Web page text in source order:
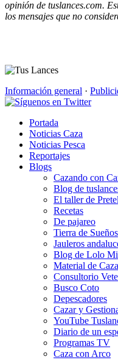
opinión de tuslances.com.
los mensajes que no
Información general ·
Portada
Noticias Caza
Noticias Pesca
Reportajes
Blogs
Cazando con
Blog de
El taller de
Recetas
De pajareo
Tierra de Sueños
Jauleros
Blog de Lolo
Material de Caza
Consultorio
Busco Coto
Depescadores
Cazar y
YouTube
Diario de un
Programas TV
Caza con Arco